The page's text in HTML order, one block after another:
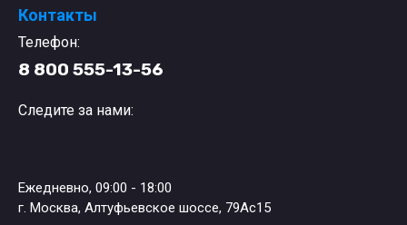
Контакты
Телефон:
8 800 555-13-56
Следите за нами:
Ежедневно, 09:00 - 18:00
г. Москва, Алтуфьевское шоссе, 79Ас15